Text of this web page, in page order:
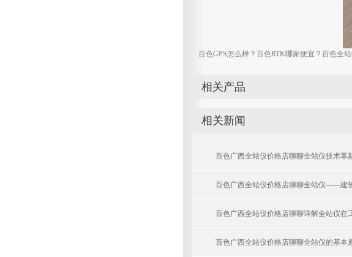
百色GPS怎么样？百色RTK哪家便宜？百色全
相关产品
相关新闻
百色广西全站仪价格店聊聊全站仪技术革
百色广西全站仪价格店聊聊全站仪——建
百色广西全站仪价格店聊聊详解全站仪在
百色广西全站仪价格店聊聊全站仪的基本